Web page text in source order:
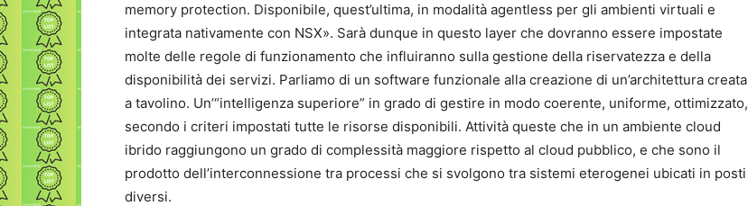
memory protection. Disponibile, quest’ultima, in modalità agentless per gli ambienti virtuali e
integrata nativamente con NSX». Sarà dunque in questo layer che dovranno essere impostate
molte delle regole di funzionamento che influiranno sulla gestione della riservatezza e della
disponibilità dei servizi. Parliamo di un software funzionale alla creazione di un’architettura creata
a tavolino. Un’“intelligenza superiore” in grado di gestire in modo coerente, uniforme, ottimizzato,
secondo i criteri impostati tutte le risorse disponibili. Attività queste che in un ambiente cloud
ibrido raggiungono un grado di complessità maggiore rispetto al cloud pubblico, e che sono il
prodotto dell’interconnessione tra processi che si svolgono tra sistemi eterogenei ubicati in posti
diversi.